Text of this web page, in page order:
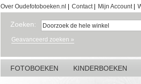
Over Oudefotoboeken.nl Contact| Mijn Account|
Zoeken:
Geavanceerd zoeken »
FOTOBOEKEN KINDERBOEKEN